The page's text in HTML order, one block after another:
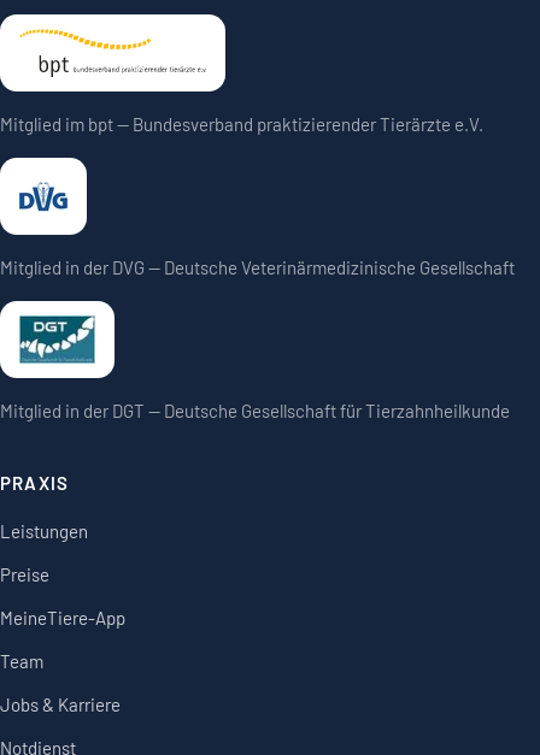
Mitglied im bpt — Bundesverband praktizierender Tierärzte e.V.
Mitglied in der DVG — Deutsche Veterinärmedizinische Gesellschaft
Mitglied in der DGT — Deutsche Gesellschaft für Tierzahnheilkunde
PRAXIS
Leistungen
Preise
MeineTiere-App
Team
Jobs & Karriere
Notdienst